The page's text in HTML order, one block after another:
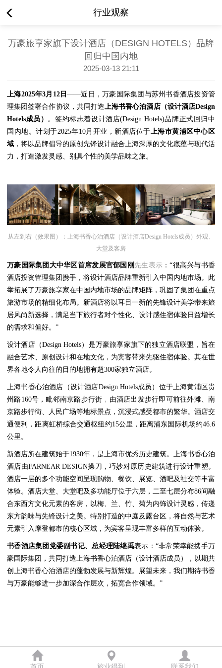
行业观察
万豪旅享家旗下设计酒店（DESIGN HOTELS）品牌
回归中国内地
2025-03-13 21:11
上海2025年3月12日——近日，万豪国际集团与苏州书香酒店投资管
理集团签署合作协议，共同打造上海书香心泊酒店（设计酒店Design
Hotels成员） 。签约标志着设计酒店(Design Hotels)品牌正式回归中
国内地。计划于2025年10月开业，新酒店位于上海市黄浦区中心区
域 ，将以品牌倡导的原创先锋设计融合上海深厚的文化底蕴与现代活
力，打造激发灵感、别具个性的美学品味之旅。
从左到右（效果图）：上海书香心泊酒店（设计酒店Design Hotels成员）外观、
大堂及客房
万豪国际集团大中华区首席发展官郁国刚 先生表示 ：“很高兴与书香
酒店投资管理集团携手，将设计酒店品牌重新引入中国内地市场。此
举拓展了万豪旅享家在中国内地市场的品牌矩阵，巩固了集团在重点
旅游市场的精细化布局。新酒店将以耳目一新的先锋设计美学带来旅
居风尚新选择，满足当下旅行者对个性化、设计感住宿体验日益增长
的需求和偏好。”
设计酒店（Design Hotels）是万豪旅享家旗下的独立酒店联盟，旨在
融合艺术、原创设计和在地⽂化，为宾客带来先驱住宿体验。其在世
界各地令人向往的目的地拥有超300家独立酒店。
上海书香心泊酒店（设计酒店Design Hotels成员）位于上海黄浦区贵
州路160号， 毗邻南京路步行街 ， 由酒店出发步行即可前往外滩、南
京路步行街、人民广场等地标景点，沉浸式感受都市的繁华。酒店交
通便利，距离虹桥综合交通枢纽约15公里，距离浦东国际机场约46.6
公里。
新酒店所在建筑始于1930年，是上海市优秀历史建筑。上海书香心泊
酒店由FARNEAR DESIGN操刀，巧妙对原历史建筑进行设计重塑。
酒店一层的多个功能空间呈现购物、餐饮、展览、酒吧及社交等丰富
体验。酒店大堂、大堂吧及多功能厅位于六层，二至七层分布86间融
合东西方文化元素的客房，以梅、兰、竹、菊为内饰设计灵感，传递
东方韵味与先锋设计之美。特别打造的中庭及露台区，将自然与艺术
元素引入摩登都市的核心区域，为宾客呈现丰富多样的互动体验。
书香酒店集团党委副书记、总经理陆继禹表示：“非常荣幸能携手万
豪国际集团，共同打造上海书香心泊酒店（设计酒店成员），以期共
创上海书香心泊酒店的蓬勃发展与新辉煌。展望未来，我们期待书香
与万豪能够进一步加深合作层次，拓宽合作领域。”